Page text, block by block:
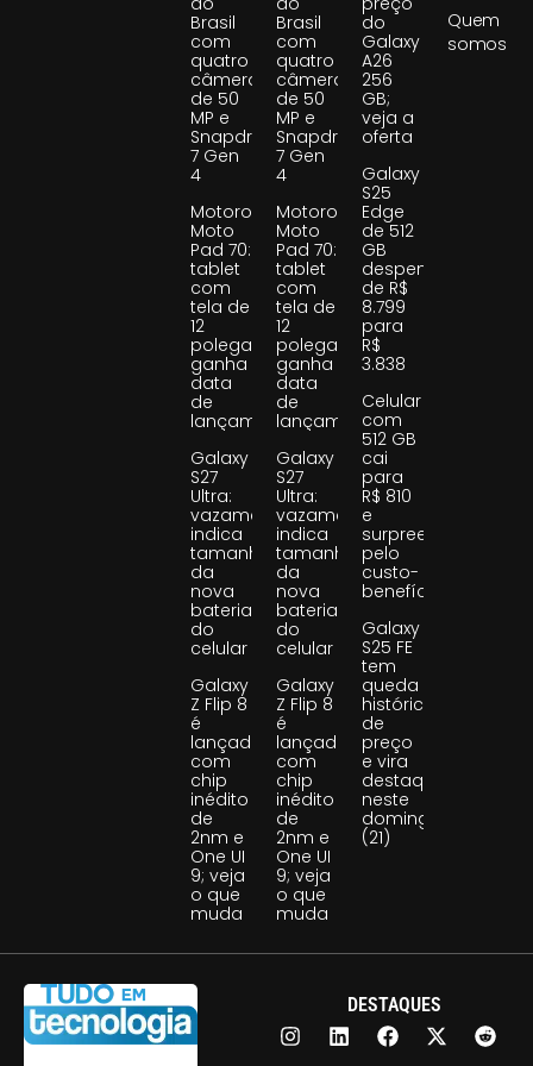
Brasil
com
quatro
câmeras
de 50
MP e
Snapdragon
7 Gen
4
Motorola
Moto
Pad 70:
tablet
com
tela de
12
polegadas
ganha
data
de
lançamento
Galaxy
S27
Ultra:
vazamento
indica
tamanho
da
nova
bateria
do
celular
Galaxy
Z Flip 8
é
lançado
com
chip
inédito
de
2nm e
One UI
9; veja
o que
muda
Brasil
com
quatro
câmeras
de 50
MP e
Snapdragon
7 Gen
4
Motorola
Moto
Pad 70:
tablet
com
tela de
12
polegadas
ganha
data
de
lançamento
Galaxy
S27
Ultra:
vazamento
indica
tamanho
da
nova
bateria
do
celular
Galaxy
Z Flip 8
é
lançado
com
chip
inédito
de
2nm e
One UI
9; veja
o que
muda
do
Galaxy
A26
256
GB;
veja a
oferta
Galaxy
S25
Edge
de 512
GB
despenca
de R$
8.799
para
R$
3.838
Celular
com
512 GB
cai
para
R$ 810
e
surpreende
pelo
custo-
benefício
Galaxy
S25 FE
tem
queda
histórica
de
preço
e vira
destaque
neste
domingo
(21)
Quem
somos
DESTAQUES